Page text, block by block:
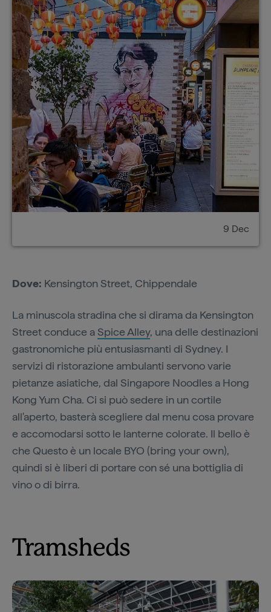
9 Dec
Dove: Kensington Street, Chippendale
La minuscola stradina che si dirama da Kensington
Street conduce aSpice Alley, una delle destinazioni
gastronomiche più entusiasmanti di Sydney. I
servizi di ristorazione ambulanti servono varie
pietanze asiatiche, dal Singapore Noodles a Hong
Kong Yum Cha. Ci si può sedere in un cortile
all'aperto, basterà scegliere dal menu cosa provare
e accomodarsi sotto le lanterne colorate. Il bello è
che Questo è un locale BYO (bring your own),
quindi si è liberi di portare con sé una bottiglia di
vino o di birra.
Tramsheds